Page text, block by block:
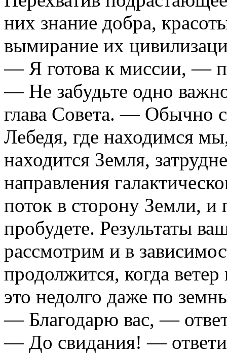
них знание добра,
вымирание их
— Я готова к миссии, —
— Не забудьте одно
глава Совета. — Обычно
Лебедя, где находимся
находится Земля,
направления
поток в сторону Земли, и
пробудете. Результаты
рассмотрим и в
продолжится, когда
это недолго даже по
— Благодарю вас, —
— До свидания! —